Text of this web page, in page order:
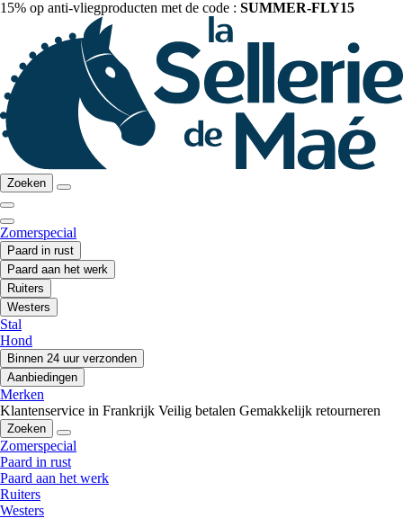
15% op anti-vliegproducten met de code : SUMMER-FLY15
Zoeken
Zomerspecial
Paard in rust
Paard aan het werk
Ruiters
Westers
Stal
Hond
Binnen 24 uur verzonden
Aanbiedingen
Merken
Klantenservice in Frankrijk Veilig betalen Gemakkelijk retourneren
Zoeken
Zomerspecial
Paard in rust
Paard aan het werk
Ruiters
Westers